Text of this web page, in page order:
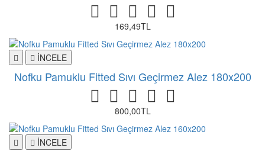
169,49TL
İNCELE
Nofku Pamuklu Fitted Sıvı Geçirmez Alez 180x200
800,00TL
İNCELE